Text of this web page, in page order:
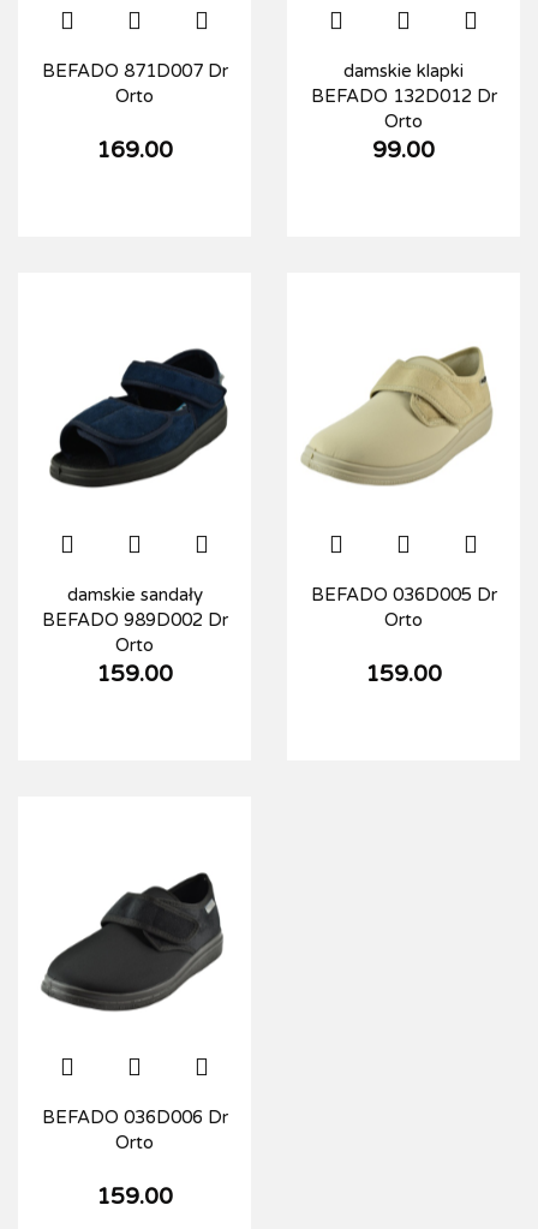
BEFADO 871D007 Dr
Orto
169.00
damskie klapki
BEFADO 132D012 Dr
Orto
99.00
damskie sandały
BEFADO 989D002 Dr
Orto
159.00
BEFADO 036D005 Dr
Orto
159.00
BEFADO 036D006 Dr
Orto
159.00